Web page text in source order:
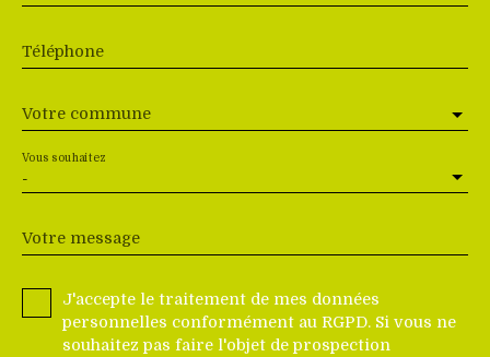
Téléphone
Votre commune
-
Vous souhaitez
Votre message
J'accepte le traitement de mes données
personnelles conformément au RGPD. Si vous ne
souhaitez pas faire l'objet de prospection